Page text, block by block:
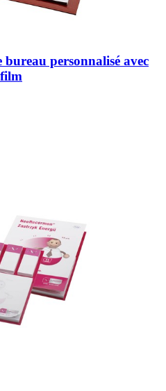
personnalisé avec